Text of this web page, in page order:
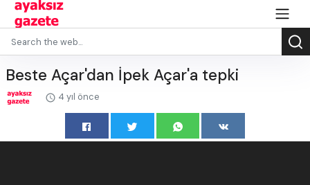
Beste Açar'dan İpek Açar'a tepki
4 yıl önce